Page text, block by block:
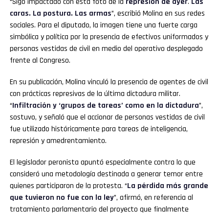
caras. La postura. Las armas”, escribió Molina en sus redes
sociales. Para el diputado, la imagen tiene una fuerte carga
simbólica y política por la presencia de efectivos uniformados y
personas vestidas de civil en medio del operativo desplegado
frente al Congreso.
En su publicación, Molina vinculó la presencia de agentes de civil
con prácticas represivas de la última dictadura militar.
“Infiltración y ‘grupos de tareas’ como en la dictadura”,
sostuvo, y señaló que el accionar de personas vestidas de civil
fue utilizado históricamente para tareas de inteligencia,
represión y amedrentamiento.
El legislador peronista apuntó especialmente contra lo que
consideró una metodología destinada a generar temor entre
quienes participaron de la protesta. “La pérdida más grande
que tuvieron no fue con la ley”, afirmó, en referencia al
tratamiento parlamentario del proyecto que finalmente